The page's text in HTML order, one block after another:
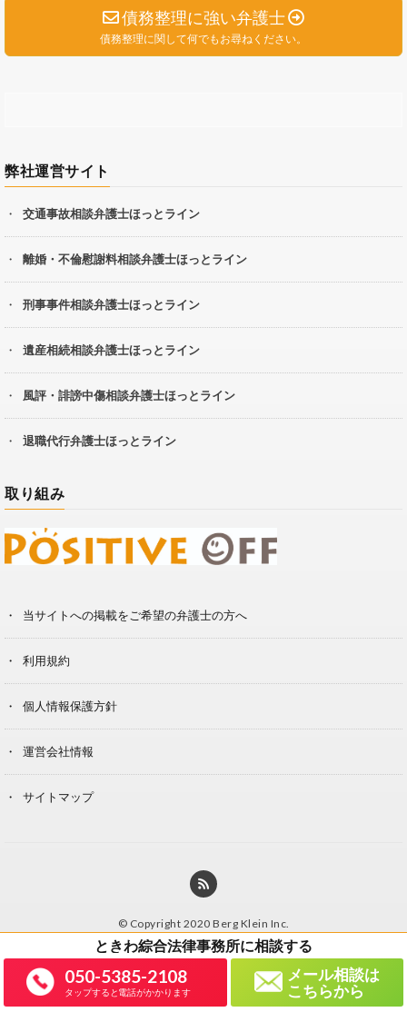
ときわ綜合法律事務所に相談する
050-5385-2108
タップすると電話がかかります
メール相談は
こちらから
債務整理に強い弁護士
債務整理に関して何でもお尋ねください。
弊社運営サイト
交通事故相談弁護士ほっとライン
離婚・不倫慰謝料相談弁護士ほっとライン
刑事事件相談弁護士ほっとライン
遺産相続相談弁護士ほっとライン
風評・誹謗中傷相談弁護士ほっとライン
退職代行弁護士ほっとライン
取り組み
当サイトへの掲載をご希望の弁護士の方へ
利用規約
個人情報保護方針
運営会社情報
サイトマップ
© Copyright 2020 Berg Klein Inc.